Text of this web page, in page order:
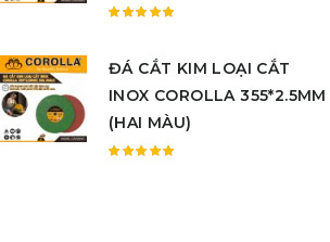
hạng
5.005
ĐÁ CẮT KIM LOẠI CẮT
INOX COROLLA 355*2.5MM
(HAI MÀU)